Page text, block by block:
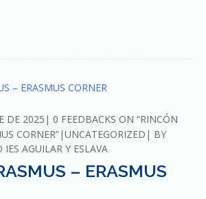
DE 2025 COMMENTS
0 FEEDBACKS ON “RINCÓN
CORNER” UNCATEGORIZED
BY
AGUILAR Y ESLAVA
– ERASMUS